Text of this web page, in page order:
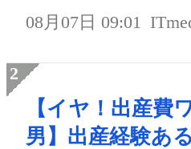
08月07日 09:01
【イヤ！出産費
男】出産経験あ